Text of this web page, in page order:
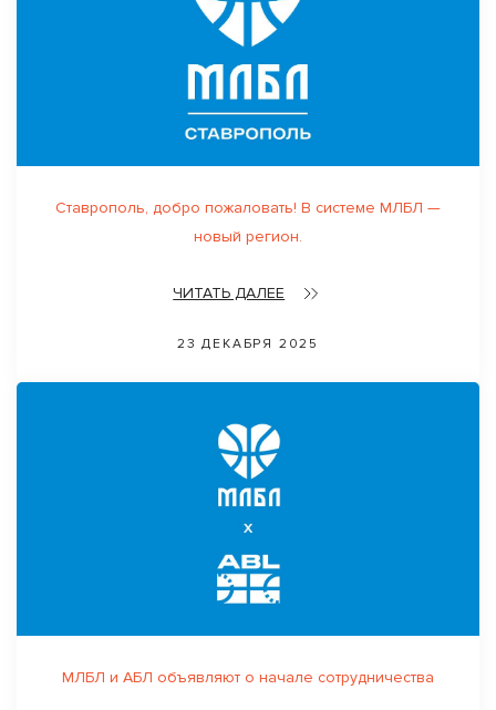
Ставрополь, добро пожаловать! В системе МЛБЛ —
новый регион.
ЧИТАТЬ ДАЛЕЕ
23 ДЕКАБРЯ 2025
МЛБЛ и АБЛ объявляют о начале сотрудничества